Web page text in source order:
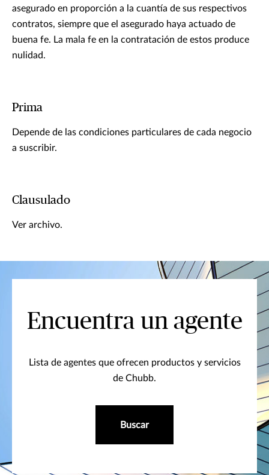
asegurado en proporción a la cuantía de sus respectivos
contratos, siempre que el asegurado haya actuado de
buena fe. La mala fe en la contratación de estos produce
nulidad.
Prima
Depende de las condiciones particulares de cada negocio
a suscribir.
Clausulado
Ver archivo.
Encuentra un agente
Lista de agentes que ofrecen productos y servicios
de Chubb.
Buscar